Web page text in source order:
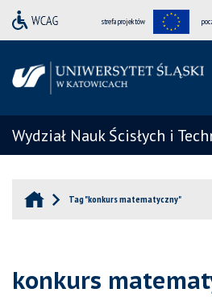
strefa projektów
Wydział Nauk Ścisłych i
Tag "konkurs matematyczny"
konkurs